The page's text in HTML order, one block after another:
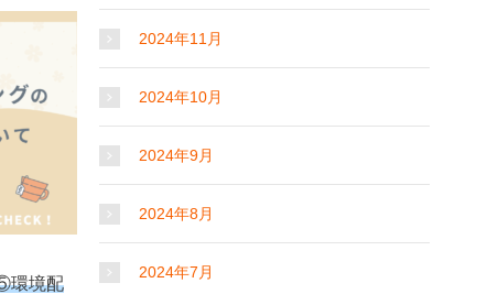
環境配
2024年11月
2024年10月
2024年9月
2024年8月
2024年7月